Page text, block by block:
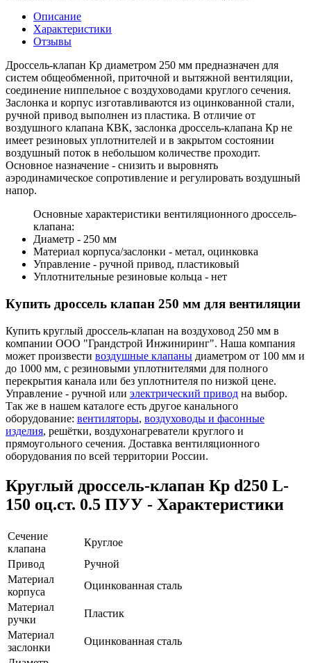
Описание
Характеристики
Отзывы
Дроссель-клапан Кр диаметром 250 мм предназначен для
систем общеобменной, приточной и вытяжной вентиляции,
соединение ниппельное с воздуховодами круглого сечения.
Заслонка и корпус изготавливаются из оцинкованной стали,
ручной привод выполнен из пластика. В отличие от
воздушного клапана КВК, заслонка дроссель-клапана Кр не
имеет резиновых уплотнителей и в закрытом состоянии
воздушный поток в небольшом количестве проходит.
Основное назначение - снизить и выровнять
аэродинамическое сопротивление и регулировать воздушный
напор.
Основные характеристики вентиляционного дроссель-
клапана:
Диаметр - 250 мм
Материал корпуса/заслонки - метал, оцинковка
Управление - ручной привод, пластиковый
Уплотнительные резиновые кольца - нет
Купить дроссель клапан 250 мм для вентиляции
Купить круглый дроссель-клапан на воздуховод 250 мм в
компании ООО "Грандстрой Инжиниринг". Наша компания
может произвести воздушные клапаны диаметром от 100 мм и
до 1000 мм, с резиновыми уплотнителями для полного
перекрытия канала или без уплотнителя по низкой цене.
Управление - ручной или электрический привод на выбор.
Так же в нашем каталоге есть другое канального
оборудование: вентиляторы, воздуховоды и фасонные
изделия, решётки, воздухонагреватели круглого и
прямоугольного сечения. Доставка вентиляционного
оборудования по всей территории России.
Круглый дроссель-клапан Кр d250 L-
150 оц.ст. 0.5 ПУУ - Характеристики
Сечение
клапана
Круглое
Привод
Ручной
Материал
корпуса
Оцинкованная сталь
Материал
ручки
Пластик
Материал
заслонки
Оцинкованная сталь